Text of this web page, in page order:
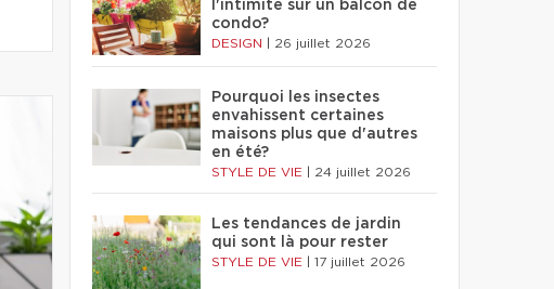
l'intimité sur un balcon de
condo?
DESIGN 26 juillet 2026
Pourquoi les insectes
envahissent certaines
maisons plus que d'autres
en été?
STYLE DE VIE 24 juillet 2026
Les tendances de jardin
qui sont là pour rester
STYLE DE VIE 17 juillet 2026